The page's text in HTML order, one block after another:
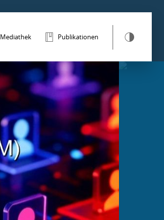
Mediathek Publikationen